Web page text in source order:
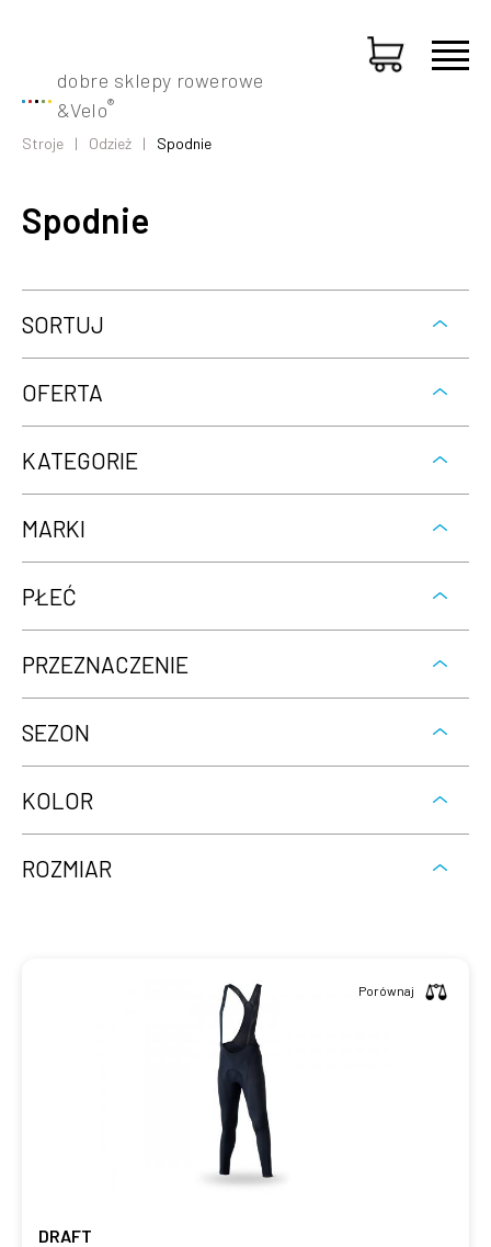
dobre sklepy rowerowe
&Velo®
Stroje Odzież Spodnie
Spodnie
SORTUJ
OFERTA
KATEGORIE
MARKI
PŁEĆ
PRZEZNACZENIE
SEZON
KOLOR
ROZMIAR
DRAFT
Porównaj